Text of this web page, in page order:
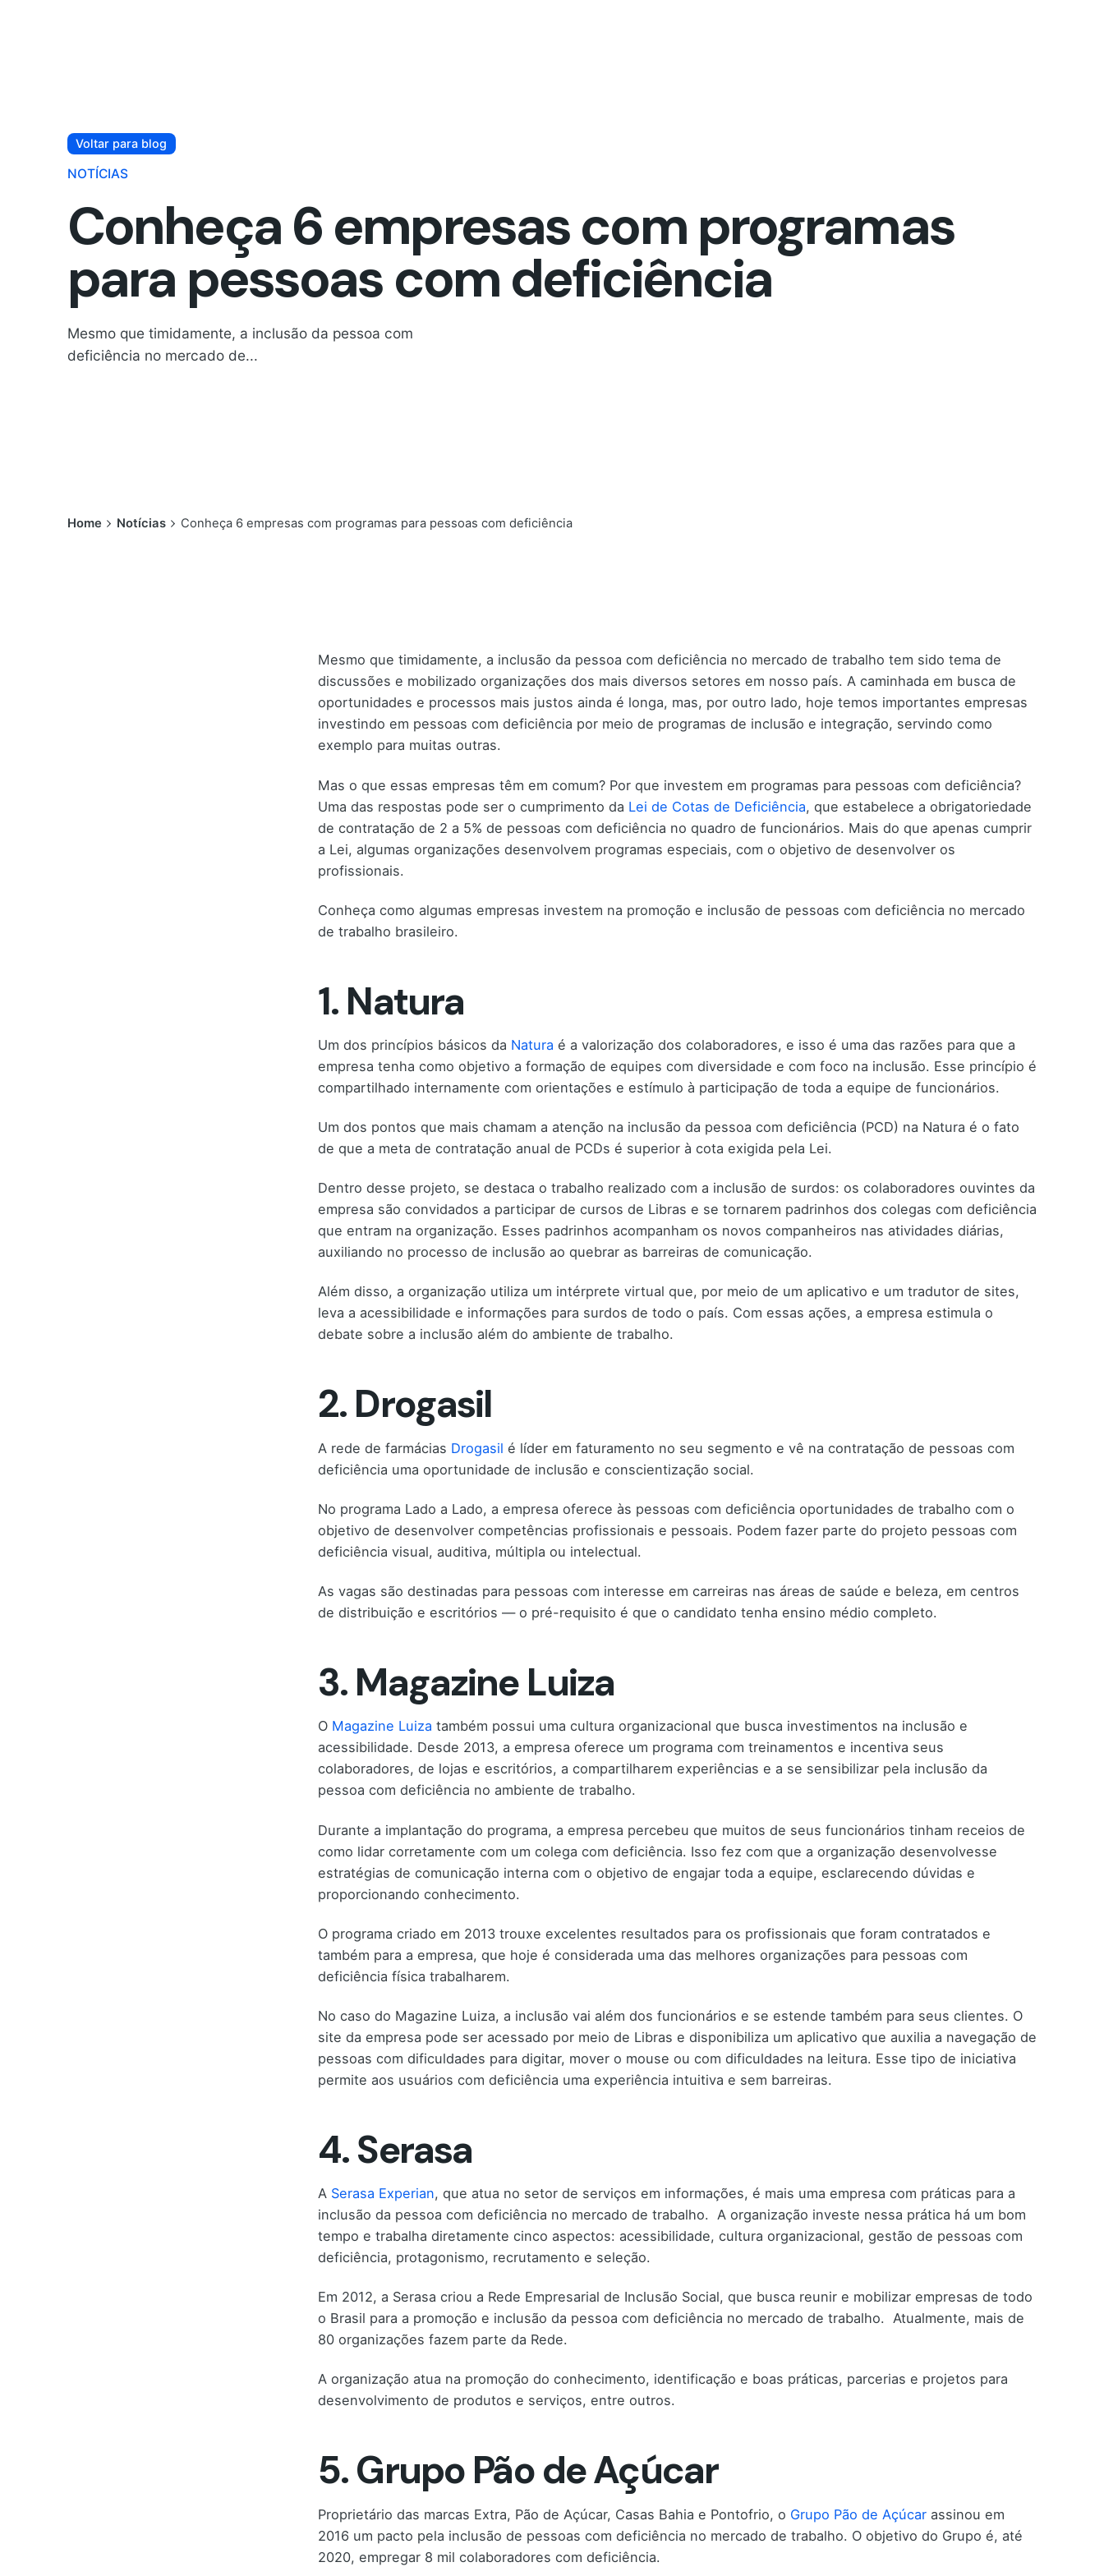
Voltar para blog
NOTÍCIAS
Conheça 6 empresas com programas
para pessoas com deficiência
Mesmo que timidamente, a inclusão da pessoa com
deficiência no mercado de...
Home Notícias Conheça 6 empresas com programas para pessoas com deficiência
Mesmo que timidamente, a inclusão da pessoa com deficiência no mercado de trabalho tem sido tema de
discussões e mobilizado organizações dos mais diversos setores em nosso país. A caminhada em busca de
oportunidades e processos mais justos ainda é longa, mas, por outro lado, hoje temos importantes empresas
investindo em pessoas com deficiência por meio de programas de inclusão e integração, servindo como
exemplo para muitas outras.
Mas o que essas empresas têm em comum? Por que investem em programas para pessoas com deficiência?
Uma das respostas pode ser o cumprimento da Lei de Cotas de Deficiência, que estabelece a obrigatoriedade
de contratação de 2 a 5% de pessoas com deficiência no quadro de funcionários. Mais do que apenas cumprir
a Lei, algumas organizações desenvolvem programas especiais, com o objetivo de desenvolver os
profissionais.
Conheça como algumas empresas investem na promoção e inclusão de pessoas com deficiência no mercado
de trabalho brasileiro.
1. Natura
Um dos princípios básicos da Natura é a valorização dos colaboradores, e isso é uma das razões para que a
empresa tenha como objetivo a formação de equipes com diversidade e com foco na inclusão. Esse princípio é
compartilhado internamente com orientações e estímulo à participação de toda a equipe de funcionários.
Um dos pontos que mais chamam a atenção na inclusão da pessoa com deficiência (PCD) na Natura é o fato
de que a meta de contratação anual de PCDs é superior à cota exigida pela Lei.
Dentro desse projeto, se destaca o trabalho realizado com a inclusão de surdos: os colaboradores ouvintes da
empresa são convidados a participar de cursos de Libras e se tornarem padrinhos dos colegas com deficiência
que entram na organização. Esses padrinhos acompanham os novos companheiros nas atividades diárias,
auxiliando no processo de inclusão ao quebrar as barreiras de comunicação.
Além disso, a organização utiliza um intérprete virtual que, por meio de um aplicativo e um tradutor de sites,
leva a acessibilidade e informações para surdos de todo o país. Com essas ações, a empresa estimula o
debate sobre a inclusão além do ambiente de trabalho.
2. Drogasil
A rede de farmácias Drogasil é líder em faturamento no seu segmento e vê na contratação de pessoas com
deficiência uma oportunidade de inclusão e conscientização social.
No programa Lado a Lado, a empresa oferece às pessoas com deficiência oportunidades de trabalho com o
objetivo de desenvolver competências profissionais e pessoais. Podem fazer parte do projeto pessoas com
deficiência visual, auditiva, múltipla ou intelectual.
As vagas são destinadas para pessoas com interesse em carreiras nas áreas de saúde e beleza, em centros
de distribuição e escritórios — o pré-requisito é que o candidato tenha ensino médio completo.
3. Magazine Luiza
O Magazine Luiza também possui uma cultura organizacional que busca investimentos na inclusão e
acessibilidade. Desde 2013, a empresa oferece um programa com treinamentos e incentiva seus
colaboradores, de lojas e escritórios, a compartilharem experiências e a se sensibilizar pela inclusão da
pessoa com deficiência no ambiente de trabalho.
Durante a implantação do programa, a empresa percebeu que muitos de seus funcionários tinham receios de
como lidar corretamente com um colega com deficiência. Isso fez com que a organização desenvolvesse
estratégias de comunicação interna com o objetivo de engajar toda a equipe, esclarecendo dúvidas e
proporcionando conhecimento.
O programa criado em 2013 trouxe excelentes resultados para os profissionais que foram contratados e
também para a empresa, que hoje é considerada uma das melhores organizações para pessoas com
deficiência física trabalharem.
No caso do Magazine Luiza, a inclusão vai além dos funcionários e se estende também para seus clientes. O
site da empresa pode ser acessado por meio de Libras e disponibiliza um aplicativo que auxilia a navegação de
pessoas com dificuldades para digitar, mover o mouse ou com dificuldades na leitura. Esse tipo de iniciativa
permite aos usuários com deficiência uma experiência intuitiva e sem barreiras.
4. Serasa
A Serasa Experian, que atua no setor de serviços em informações, é mais uma empresa com práticas para a
inclusão da pessoa com deficiência no mercado de trabalho. A organização investe nessa prática há um bom
tempo e trabalha diretamente cinco aspectos: acessibilidade, cultura organizacional, gestão de pessoas com
deficiência, protagonismo, recrutamento e seleção.
Em 2012, a Serasa criou a Rede Empresarial de Inclusão Social, que busca reunir e mobilizar empresas de todo
o Brasil para a promoção e inclusão da pessoa com deficiência no mercado de trabalho. Atualmente, mais de
80 organizações fazem parte da Rede.
A organização atua na promoção do conhecimento, identificação e boas práticas, parcerias e projetos para
desenvolvimento de produtos e serviços, entre outros.
5. Grupo Pão de Açúcar
Proprietário das marcas Extra, Pão de Açúcar, Casas Bahia e Pontofrio, o Grupo Pão de Açúcar assinou em
2016 um pacto pela inclusão de pessoas com deficiência no mercado de trabalho. O objetivo do Grupo é, até
2020, empregar 8 mil colaboradores com deficiência.